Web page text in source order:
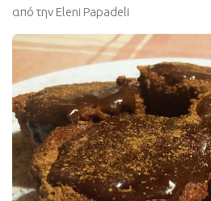
από την Eleni Papadeli